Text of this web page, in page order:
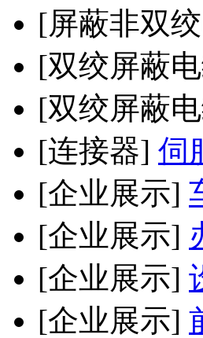
[屏蔽非双
[双绞屏蔽
[双绞屏蔽
[连接器] 伺
[企业展示]
[企业展示]
[企业展示]
[企业展示]